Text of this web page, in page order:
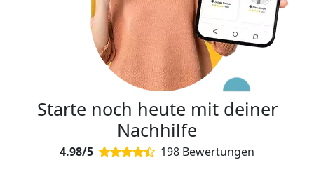
Starte noch heute mit deiner
Nachhilfe
4.98/5
198 Bewertungen